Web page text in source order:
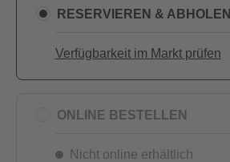
RESERVIEREN & ABHOLEN
Verfügbarkeit im Markt prüfen
ONLINE BESTELLEN
Nicht online erhältlich